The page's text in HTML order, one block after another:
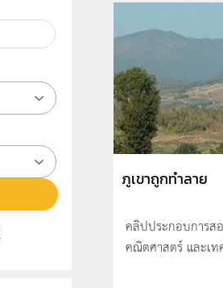
ภูเขาถูกทำลาย
คลิปประกอบการส
คณิตศาสตร์ และเท